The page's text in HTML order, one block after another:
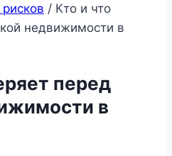
/ Кто и что
недвижимости в
перед
в